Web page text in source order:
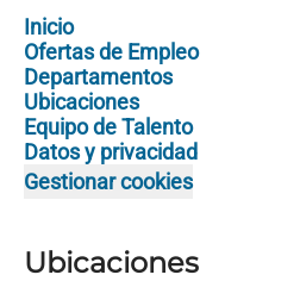
Inicio
Ofertas de Empleo
Departamentos
Ubicaciones
Equipo de Talento
Datos y privacidad
Gestionar cookies
Ubicaciones